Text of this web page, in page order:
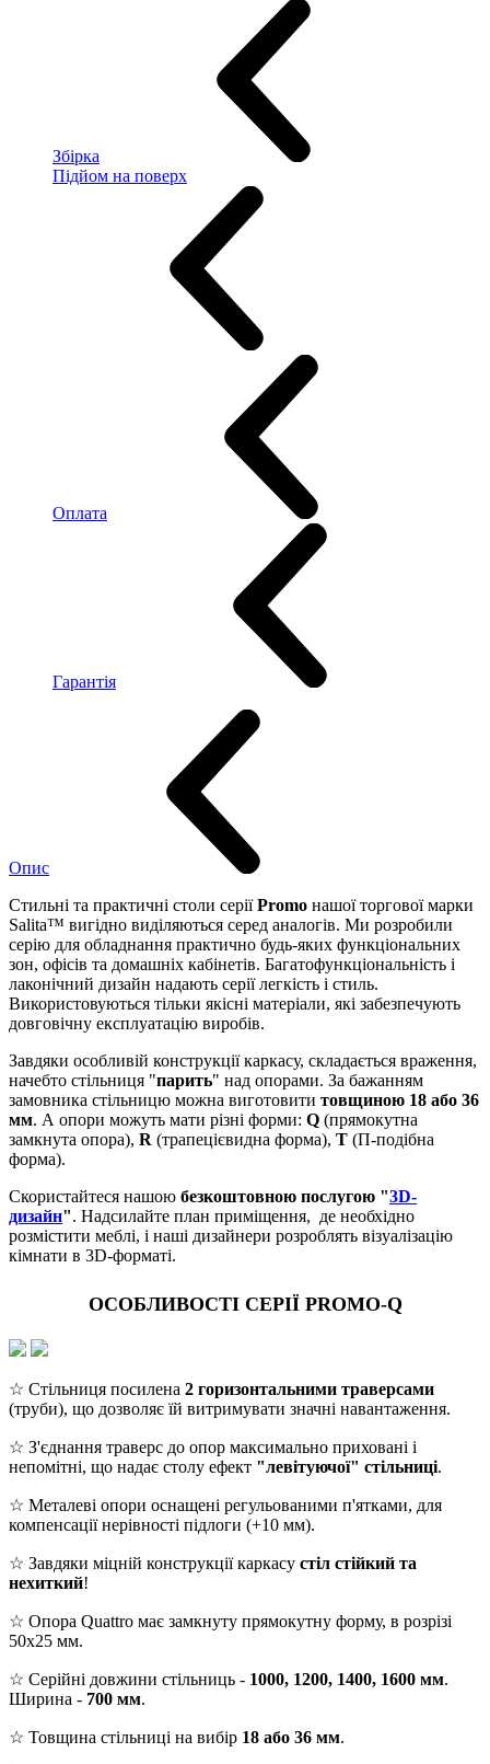
Збірка
Підйом на поверх
Оплата
Гарантія
Опис
Стильні та практичні столи серіїPromo нашої торгової марки
Salita™ вигідно виділяються серед аналогів. Ми розробили
серію для обладнання практично будь-яких функціональних
зон, офісів та домашніх кабінетів. Багатофункціональність і
лаконічний дизайн надають серії легкість і стиль.
Використовуються тільки якісні матеріали, які забезпечують
довговічну експлуатацію виробів.
Завдяки особливій конструкції каркасу, складається враження,
начебто стільниця "парить" над опорами. За бажанням
замовника стільницю можна виготовити товщиною 18 або 36
мм. А опори можуть мати різні форми: Q (прямокутна
замкнута опора), R (трапецієвидна форма), Т (П-подібна
форма).
Скористайтеся нашою безкоштовною послугою "3D-
дизайн". Надсилайте план приміщення, де необхідно
розмістити меблі, і наші дизайнери розроблять візуалізацію
кімнати в 3D-форматі.
ОСОБЛИВОСТІ СЕРІЇ PROMO-Q
☆ Стільниця посилена 2 горизонтальними траверсами
(труби), що дозволяє їй витримувати значні навантаження.
☆ З'єднання траверс до опор максимально приховані і
непомітні, що надає столу ефект "левітуючої" стільниці.
☆ Металеві опори оснащені регульованими п'ятками, для
компенсації нерівності підлоги (+10 мм).
☆ Завдяки міцній конструкції каркасу стіл стійкий та
нехиткий!
☆ Опора Quattro має замкнуту прямокутну форму, в розрізі
50х25 мм.
☆ Серійні довжини стільниць - 1000, 1200, 1400, 1600 мм.
Ширина - 700 мм.
☆ Товщина стільниці на вибір 18 або 36 мм.